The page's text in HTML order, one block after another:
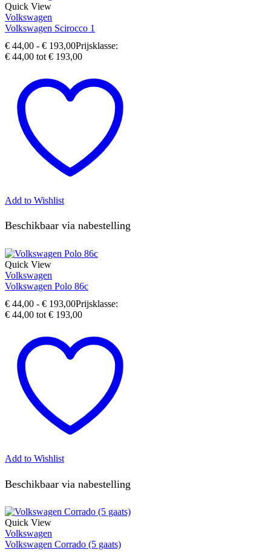
Quick View
Volkswagen
Volkswagen Scirocco 1
€ 44,00 - € 193,00Prijsklasse:
€ 44,00 tot € 193,00
Add to Wishlist
Beschikbaar via nabestelling
Quick View
Volkswagen
Volkswagen Polo 86c
€ 44,00 - € 193,00Prijsklasse:
€ 44,00 tot € 193,00
Add to Wishlist
Beschikbaar via nabestelling
Quick View
Volkswagen
Volkswagen Corrado (5 gaats)